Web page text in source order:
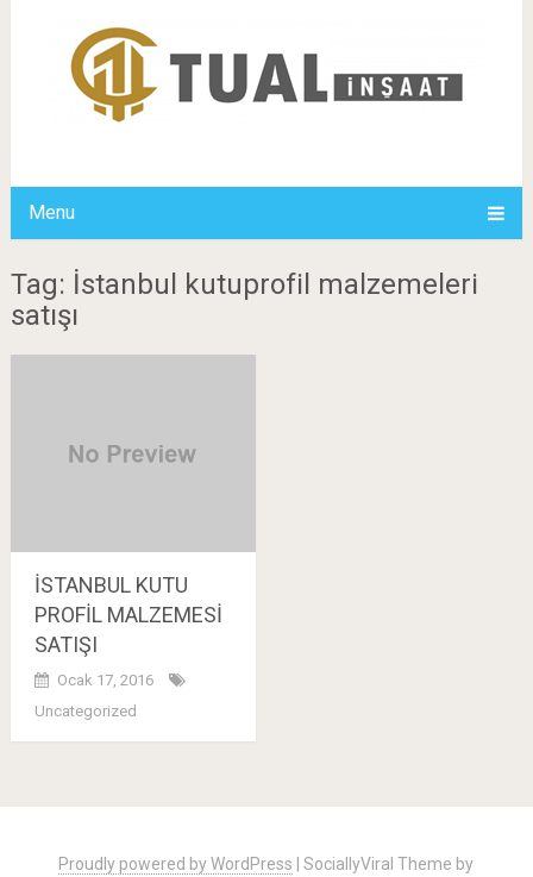
Menu
Tag: İstanbul kutuprofil malzemeleri
satışı
İSTANBUL KUTU
PROFİL MALZEMESİ
SATIŞI
Ocak 17, 2016
Uncategorized
navigation
Proudly powered by WordPress |SociallyViral Theme by